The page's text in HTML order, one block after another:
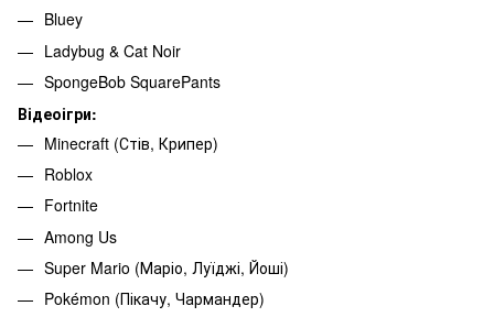
Bluey
Ladybug & Cat Noir
SpongeBob SquarePants
Відеоігри:
Minecraft (Стів, Крипер)
Roblox
Fortnite
Among Us
Super Mario (Маріо, Луїджі, Йоші)
Pokémon (Пікачу, Чармандер)